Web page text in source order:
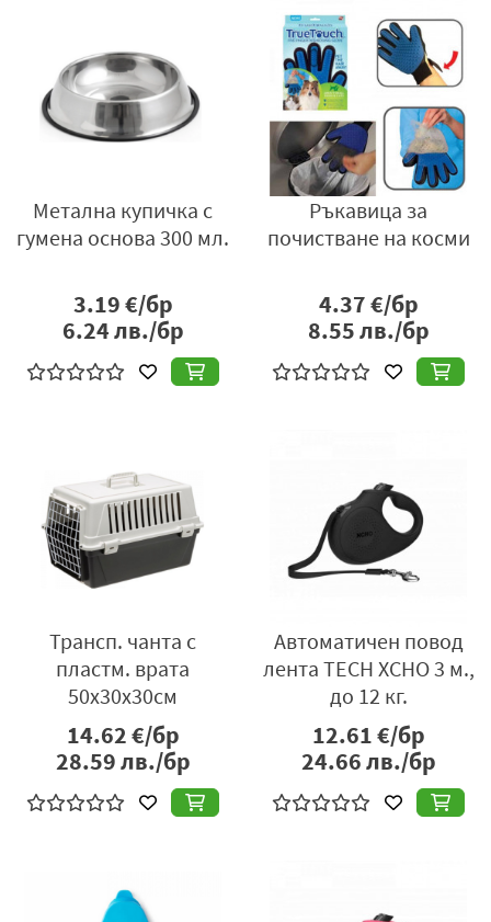
Метална купичка с
гумена основа 300 мл.
3.19€/бр
6.24лв./бр
Ръкавица за
почистване на косми
4.37€/бр
8.55лв./бр
Трансп. чанта с
пластм. врата
50х30х30см
14.62€/бр
28.59лв./бр
Автоматичен повод
лента TECH XCHO 3 м.,
до 12 кг.
12.61€/бр
24.66лв./бр